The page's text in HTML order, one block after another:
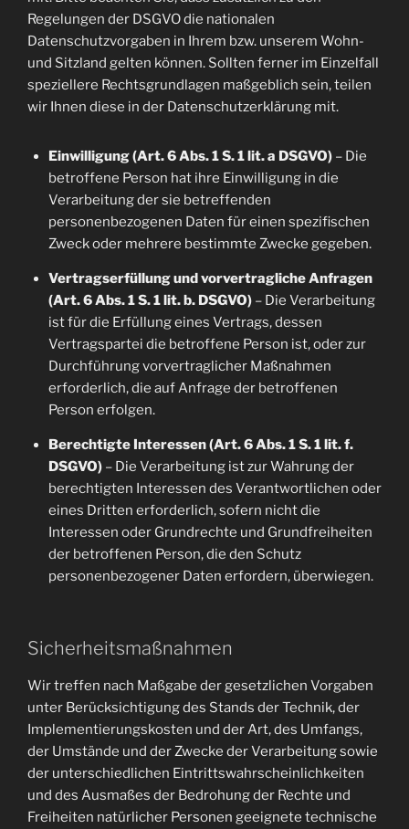
Regelungen der DSGVO die nationalen
Datenschutzvorgaben in Ihrem bzw. unserem Wohn-
und Sitzland gelten können. Sollten ferner im Einzelfall
speziellere Rechtsgrundlagen maßgeblich sein, teilen
wir Ihnen diese in der Datenschutzerklärung mit.
Einwilligung (Art. 6 Abs. 1 S. 1 lit. a DSGVO)– Die
betroffene Person hat ihre Einwilligung in die
Verarbeitung der sie betreffenden
personenbezogenen Daten für einen spezifischen
Zweck oder mehrere bestimmte Zwecke gegeben.
Vertragserfüllung und vorvertragliche Anfragen
(Art. 6 Abs. 1 S. 1 lit. b. DSGVO)– Die Verarbeitung
ist für die Erfüllung eines Vertrags, dessen
Vertragspartei die betroffene Person ist, oder zur
Durchführung vorvertraglicher Maßnahmen
erforderlich, die auf Anfrage der betroffenen
Person erfolgen.
Berechtigte Interessen (Art. 6 Abs. 1 S. 1 lit. f.
DSGVO)– Die Verarbeitung ist zur Wahrung der
berechtigten Interessen des Verantwortlichen oder
eines Dritten erforderlich, sofern nicht die
Interessen oder Grundrechte und Grundfreiheiten
der betroffenen Person, die den Schutz
personenbezogener Daten erfordern, überwiegen.
Sicherheitsmaßnahmen
Wir treffen nach Maßgabe der gesetzlichen Vorgaben
unter Berücksichtigung des Stands der Technik, der
Implementierungskosten und der Art, des Umfangs,
der Umstände und der Zwecke der Verarbeitung sowie
der unterschiedlichen Eintrittswahrscheinlichkeiten
und des Ausmaßes der Bedrohung der Rechte und
Freiheiten natürlicher Personen geeignete technische